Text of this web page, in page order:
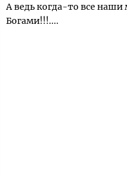
А ведь когда-то все
Богами!!!....